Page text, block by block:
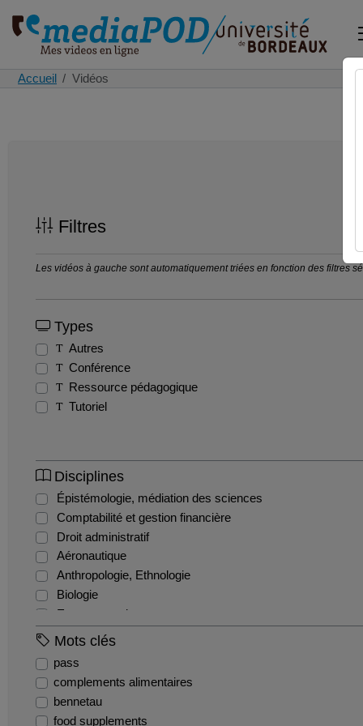
Accueil Vidéos
Filtres
Les vidéos à gauche sont automatiquement triées en fonction des filtres
Types
Autres
Conférence
Ressource pédagogique
Tutoriel
Disciplines
Épistémologie, médiation des sciences
Comptabilité et gestion financière
Droit administratif
Aéronautique
Anthropologie, Ethnologie
Biologie
Entrepreneuriat
Chimie
Droit civil
Ingénierie civile
Mots clés
pass
complements alimentaires
bennetau
food supplements